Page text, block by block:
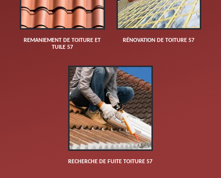
REMANIEMENT DE TOITURE ET
TUILE 57
RÉNOVATION DE TOITURE 57
RECHERCHE DE FUITE TOITURE 57